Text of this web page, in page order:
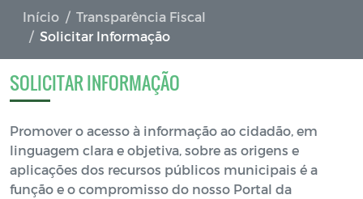
Início
Transparência Fiscal
Solicitar Informação
SOLICITAR INFORMAÇÃO
Promover o acesso à informação ao cidadão, em
linguagem clara e objetiva, sobre as origens e
aplicações dos recursos públicos municipais é a
função e o compromisso do nosso Portal da